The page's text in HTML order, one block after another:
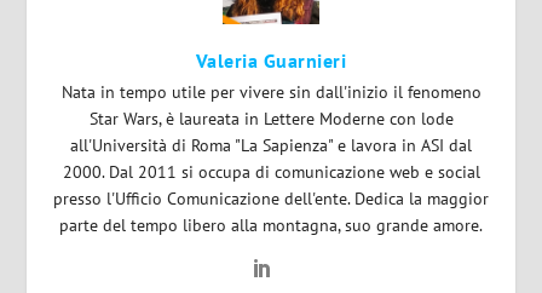
Valeria Guarnieri
Nata in tempo utile per vivere sin dall'inizio il fenomeno
Star Wars, è laureata in Lettere Moderne con lode
all'Università di Roma "La Sapienza" e lavora in ASI dal
2000. Dal 2011 si occupa di comunicazione web e social
presso l'Ufficio Comunicazione dell'ente. Dedica la maggior
parte del tempo libero alla montagna, suo grande amore.